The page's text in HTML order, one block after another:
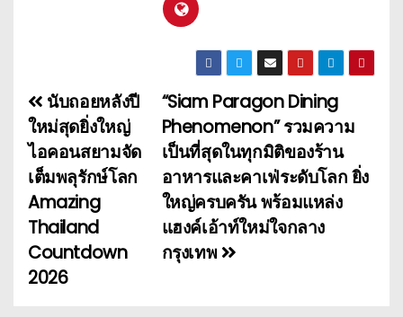
แ
น
ะ
แ
น
“Siam Paragon Dining
Phenomenon” รวมความ
เป็นที่สุดในทุกมิติของร้าน
อาหารและคาเฟ่ระดับโลก ยิ่ง
ใหญ่ครบครัน พร้อมแหล่ง
แฮงค์เอ้าท์ใหม่ใจกลาง
กรุงเทพ
นับถอยหลังปี
ใหม่สุดยิ่งใหญ่
ไอคอนสยามจัด
เต็มพลุรักษ์โลก
Amazing
Thailand
Countdown
2026